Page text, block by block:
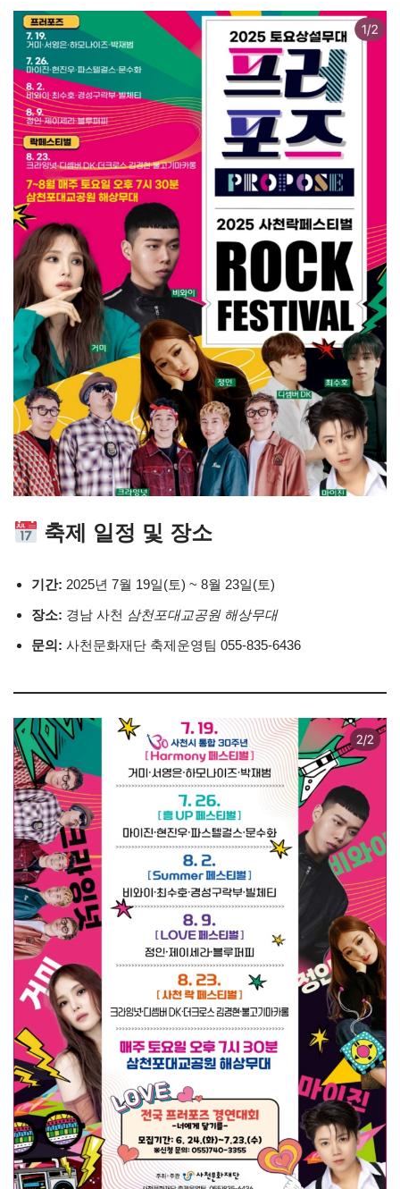
축제 일정 및 장소
기간: 2025년 7월 19일(토) ~ 8월 23일(토)
장소: 경남 사천 삼천포대교공원 해상무대
문의: 사천문화재단 축제운영팀 055-835-6436